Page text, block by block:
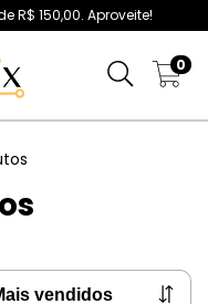
R$ 150,00. Aproveite!
0